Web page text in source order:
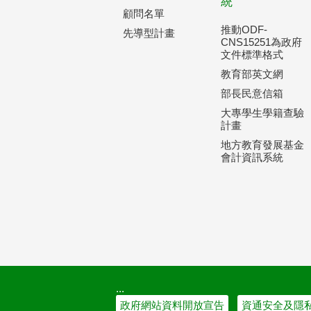
顧問名單
先導型計畫
推動ODF-
CNS15251為政府
文件標準格式
教育部英文網
部長民意信箱
大專學生學籍查驗
計畫
地方教育發展基金
會計資訊系統
:::
政府網站資料開放宣告
資通安全及隱